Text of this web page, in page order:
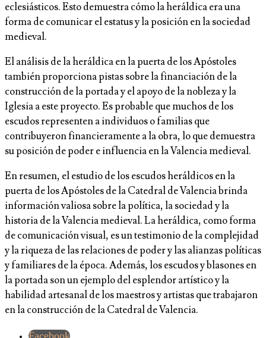
eclesiásticos. Esto demuestra cómo la heráldica era una
forma de comunicar el estatus y la posición en la sociedad
medieval.
El análisis de la heráldica en la puerta de los Apóstoles
también proporciona pistas sobre la financiación de la
construcción de la portada y el apoyo de la nobleza y la
Iglesia a este proyecto. Es probable que muchos de los
escudos representen a individuos o familias que
contribuyeron financieramente a la obra, lo que demuestra
su posición de poder e influencia en la Valencia medieval.
En resumen, el estudio de los escudos heráldicos en la
puerta de los Apóstoles de la Catedral de Valencia brinda
información valiosa sobre la política, la sociedad y la
historia de la Valencia medieval. La heráldica, como forma
de comunicación visual, es un testimonio de la complejidad
y la riqueza de las relaciones de poder y las alianzas políticas
y familiares de la época. Además, los escudos y blasones en
la portada son un ejemplo del esplendor artístico y la
habilidad artesanal de los maestros y artistas que trabajaron
en la construcción de la Catedral de Valencia.